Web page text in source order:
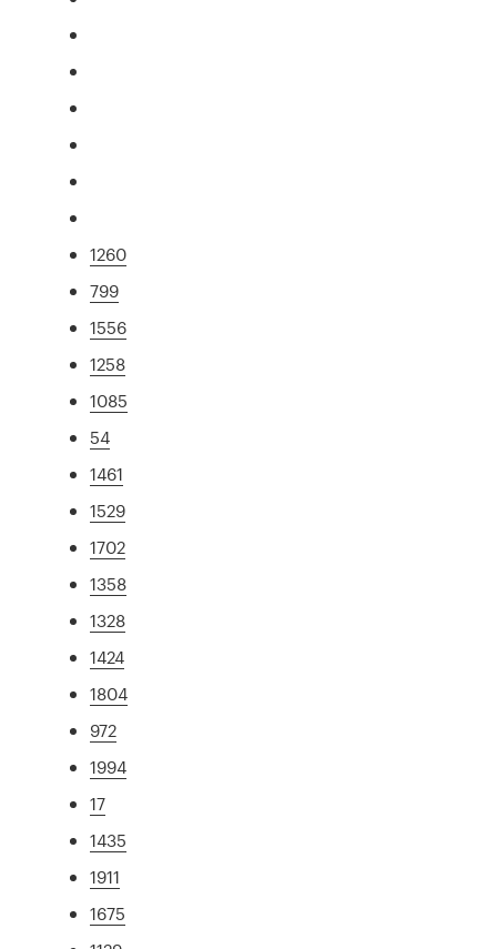
1260
799
1556
1258
1085
54
1461
1529
1702
1358
1328
1424
1804
972
1994
17
1435
1911
1675